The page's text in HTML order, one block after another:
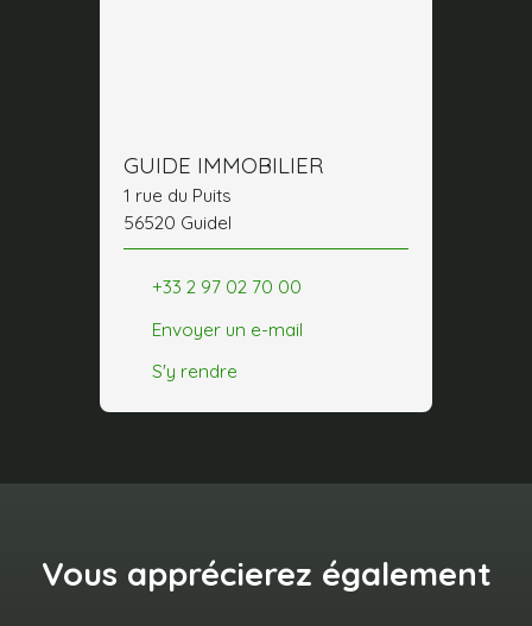
GUIDE IMMOBILIER
1 rue du Puits
56520 Guidel
+33 2 97 02 70 00
Envoyer un e-mail
S'y rendre
Vous apprécierez également